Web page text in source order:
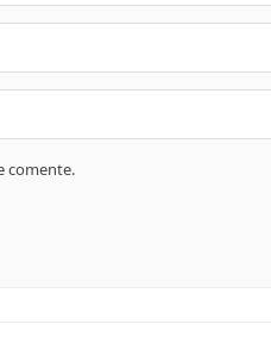
comente.